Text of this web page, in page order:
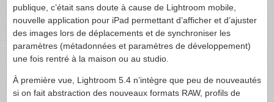
publique, c’était sans doute à cause de Lightroom mobile,
nouvelle application pour iPad permettant d’afficher et d’ajuster
des images lors de déplacements et de synchroniser les
paramètres (métadonnées et paramètres de développement)
une fois rentré à la maison ou au studio.
À première vue, Lightroom 5.4 n’intègre que peu de nouveautés
si on fait abstraction des nouveaux formats RAW, profils de